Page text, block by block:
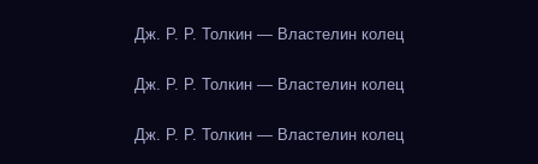
Дж. Р. Р. Толкин — Властелин колец
Дж. Р. Р. Толкин — Властелин колец
Дж. Р. Р. Толкин — Властелин колец